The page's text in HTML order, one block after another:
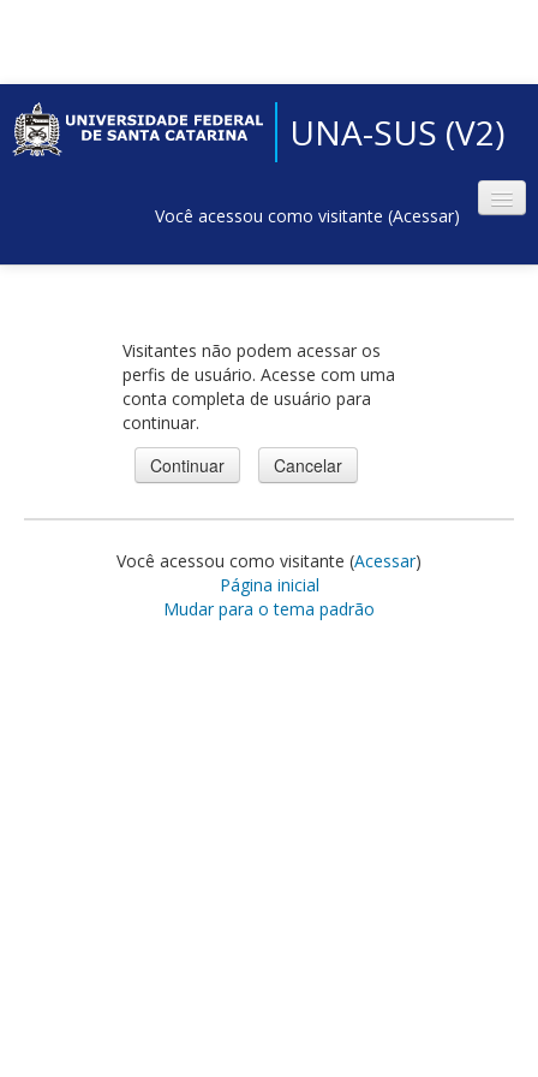
UNA-SUS (V2)
Você acessou como visitante (Acessar)
Visitantes não podem acessar os
perfis de usuário. Acesse com uma
conta completa de usuário para
continuar.
Você acessou como visitante (Acessar)
Página inicial
Mudar para o tema padrão